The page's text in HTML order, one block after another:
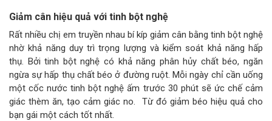
Giảm cân hiệu quả với tinh bột nghệ
Rất nhiều chị em truyền nhau bí kíp giảm cân bằng tinh bột nghệ
nhờ khả năng duy trì trọng lượng và kiểm soát khả năng hấp
thụ. Bởi tinh bột nghệ có khả năng phân hủy chất béo, ngăn
ngừa sự hấp thụ chất béo ở đường ruột. Mỗi ngày chỉ cần uống
một cốc nước tinh bột nghệ ấm trước 30 phút sẽ ức chế cảm
giác thèm ăn, tạo cảm giác no. Từ đó giảm béo hiệu quả cho
bạn gái một cách tốt nhất.